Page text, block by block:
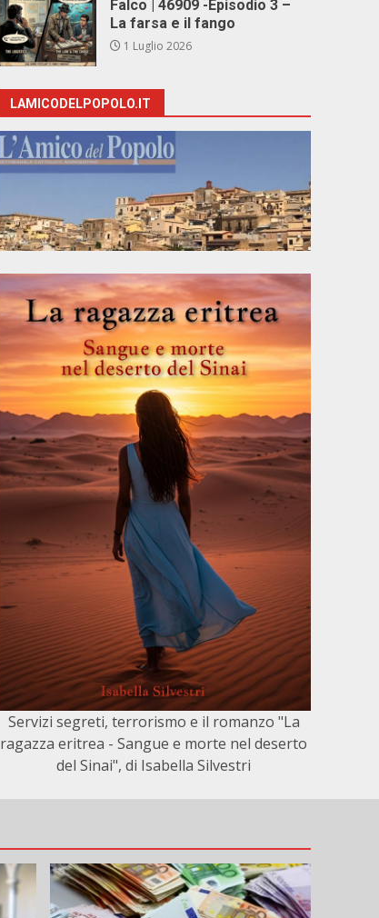
Falco | 46909 -Episodio 3 –
La farsa e il fango
1 Luglio 2026
LAMICODELPOPOLO.IT
Servizi segreti, terrorismo e il romanzo "La
ragazza eritrea - Sangue e morte nel deserto
del Sinai", di Isabella Silvestri